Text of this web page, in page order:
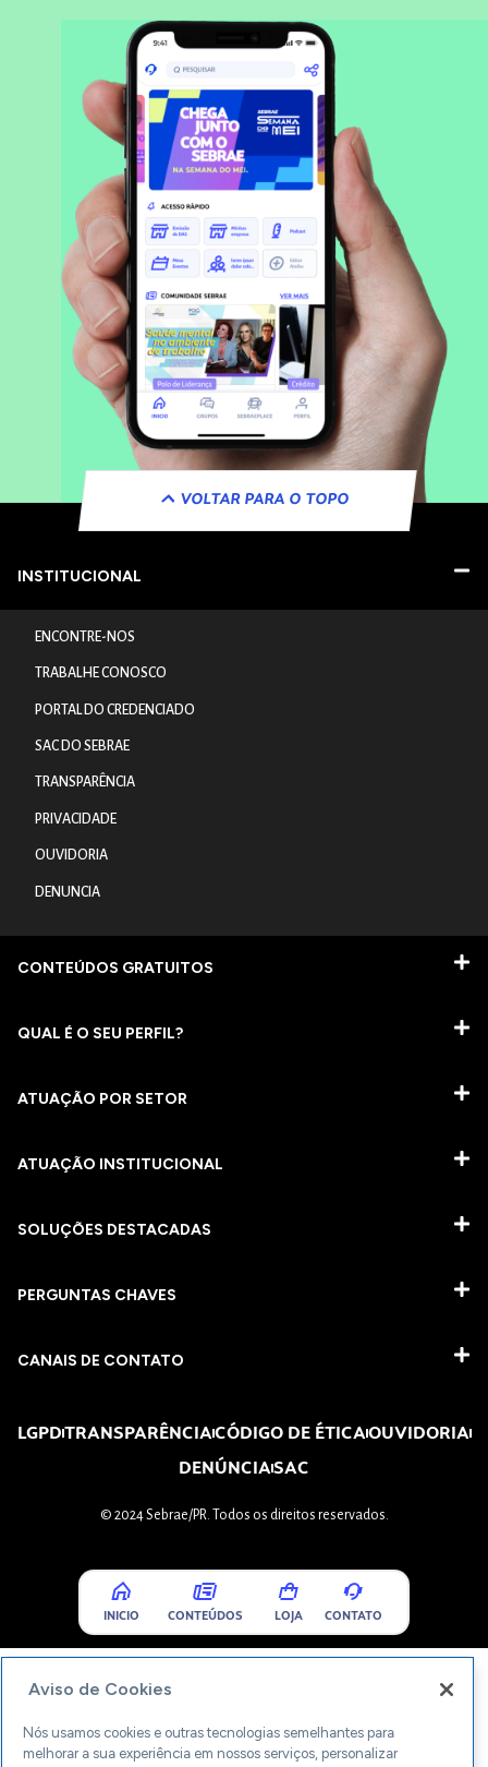
VOLTAR PARA O TOPO
INSTITUCIONAL
ENCONTRE-NOS
TRABALHE CONOSCO
PORTAL DO CREDENCIADO
SAC DO SEBRAE
TRANSPARÊNCIA
PRIVACIDADE
OUVIDORIA
DENUNCIA
CONTEÚDOS GRATUITOS
QUAL É O SEU PERFIL?
ATUAÇÃO POR SETOR
ATUAÇÃO INSTITUCIONAL
SOLUÇÕES DESTACADAS
PERGUNTAS CHAVES​
CANAIS DE CONTATO
LGPDTRANSPARÊNCIACÓDIGO DE ÉTICAOUVIDORIA
DENÚNCIASAC
© 2024 Sebrae/PR. Todos os direitos reservados.
INICIO CONTEÚDOS LOJA CONTATO
Aviso de Cookies
Nós usamos cookies e outras tecnologias semelhantes para
melhorar a sua experiência em nossos serviços, personalizar